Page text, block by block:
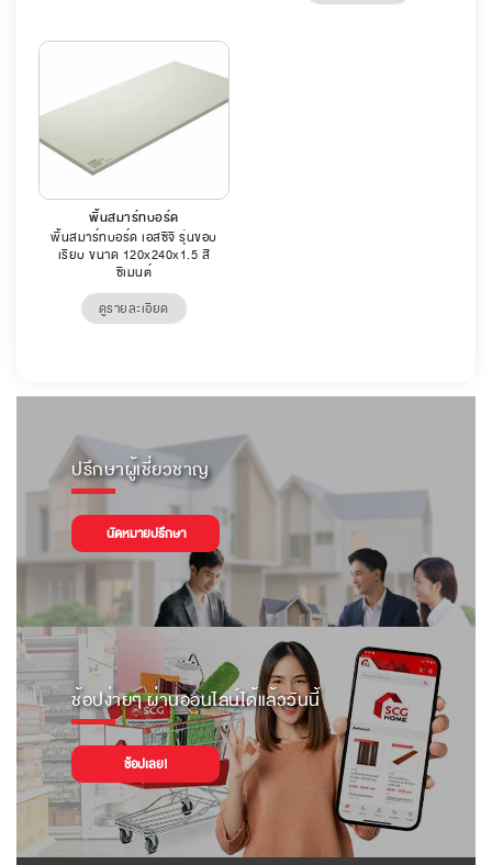
พื้นสมาร์ทบอร์ด
พื้นสมาร์ทบอร์ด เอสซีจี รุ่นขอบ
เรียบ ขนาด 120x240x1.5 สี
ซีเมนต์
ดูรายละเอียด
ปรึกษาผู้เชี่ยวชาญ
นัดหมายปรึกษา
ช้อปง่ายๆ ผ่านออนไลน์ได้แล้ววันนี้
ช้อปเลย!